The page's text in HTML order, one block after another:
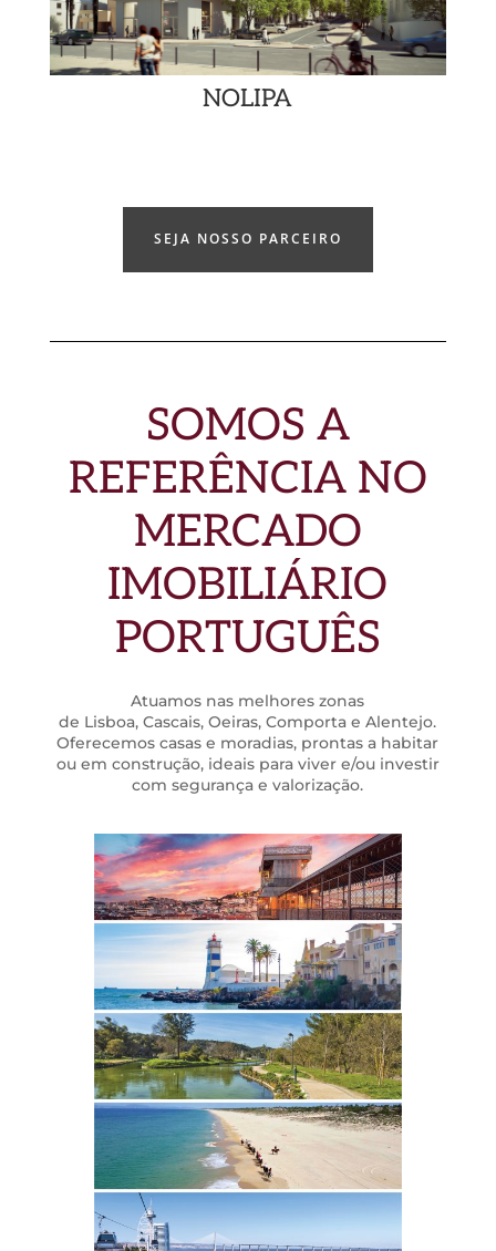
NOLIPA
SEJA NOSSO PARCEIRO
SOMOS A
REFERÊNCIA NO
MERCADO
IMOBILIÁRIO
PORTUGUÊS
Atuamos nas melhores zonas
de Lisboa,Cascais,Oeiras,Comporta eAlentejo.
Oferecemos casas e moradias, prontas a habitar
ou em construção, ideais para viver e/ou investir
com segurança e valorização.